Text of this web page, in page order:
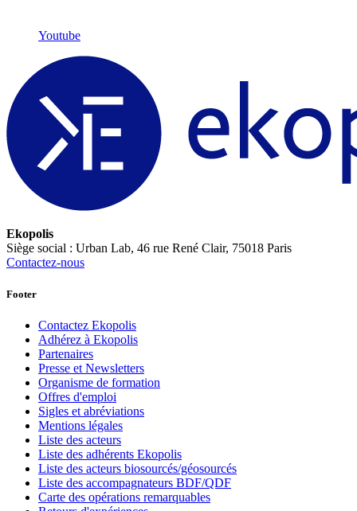
Youtube
Ekopolis
Siège social : Urban Lab, 46 rue René Clair, 75018 Paris
Contactez-nous
Footer
Contactez Ekopolis
Adhérez à Ekopolis
Partenaires
Presse et Newsletters
Organisme de formation
Offres d'emploi
Sigles et abréviations
Mentions légales
Liste des acteurs
Liste des adhérents Ekopolis
Liste des acteurs biosourcés/géosourcés
Liste des accompagnateurs BDF/QDF
Carte des opérations remarquables